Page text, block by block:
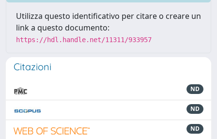
Utilizza questo identificativo per citare o creare un
link a questo documento:
https://hdl.handle.net/11311/933957
Citazioni
ND
ND
ND